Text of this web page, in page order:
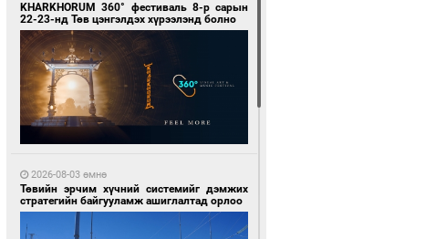
KHARKHORUM 360° фестиваль 8-р сарын
22-23-нд Төв цэнгэлдэх хүрээлэнд болно
2026-08-03 өмнө
Төвийн эрчим хүчний системийг дэмжих
стратегийн байгууламж ашиглалтад орлоо